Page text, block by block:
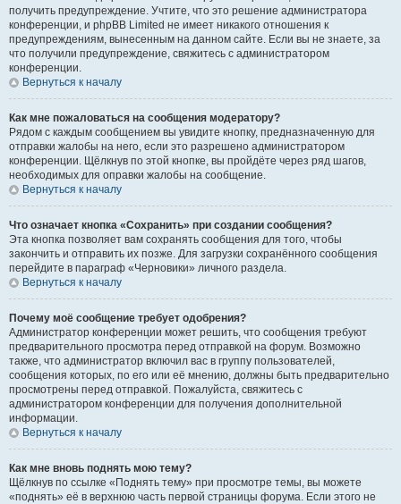
получить предупреждение. Учтите, что это решение администратора
конференции, и phpBB Limited не имеет никакого отношения к
предупреждениям, вынесенным на данном сайте. Если вы не знаете, за
что получили предупреждение, свяжитесь с администратором
конференции.
Вернуться к началу
Как мне пожаловаться на сообщения модератору?
Рядом с каждым сообщением вы увидите кнопку, предназначенную для
отправки жалобы на него, если это разрешено администратором
конференции. Щёлкнув по этой кнопке, вы пройдёте через ряд шагов,
необходимых для оправки жалобы на сообщение.
Вернуться к началу
Что означает кнопка «Сохранить» при создании сообщения?
Эта кнопка позволяет вам сохранять сообщения для того, чтобы
закончить и отправить их позже. Для загрузки сохранённого сообщения
перейдите в параграф «Черновики» личного раздела.
Вернуться к началу
Почему моё сообщение требует одобрения?
Администратор конференции может решить, что сообщения требуют
предварительного просмотра перед отправкой на форум. Возможно
также, что администратор включил вас в группу пользователей,
сообщения которых, по его или её мнению, должны быть предварительно
просмотрены перед отправкой. Пожалуйста, свяжитесь с
администратором конференции для получения дополнительной
информации.
Вернуться к началу
Как мне вновь поднять мою тему?
Щёлкнув по ссылке «Поднять тему» при просмотре темы, вы можете
«поднять» её в верхнюю часть первой страницы форума. Если этого не